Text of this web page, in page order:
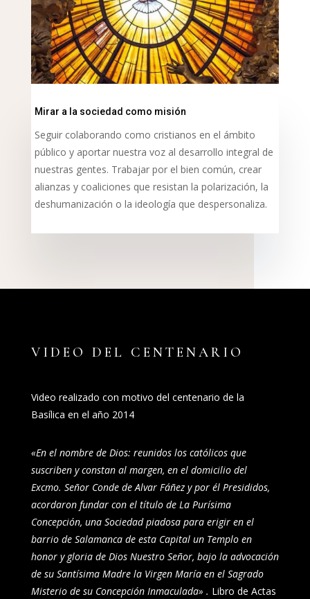
Mirar a la sociedad como misión
Seguir colaborando como cristianos en el ámbito
público y aportar nuestra voz al desarrollo integral de
nuestras gentes. Trabajar por el bien común, crear
alianzas y coaliciones que resistan la polarización, la
deshumanización o la ideología que despersonaliza.
VIDEO DEL CENTENARIO
Video realizado con motivo del centenario de la
Basílica en el año 2014
«En el nombre de Dios: reunidos los católicos que
suscriben y constan al margen, en el domicilio del
Excmo. Señor Conde de Alvar Fáñez y por él Presididos,
acordaron fundar con el título de La Purísima
Concepción, una Sociedad piadosa para erigir en el
barrio de Salamanca de esta Capital un Templo en
honor y gloria de Dios Nuestro Señor, bajo la advocación
de su Santísima Madre la Virgen María en el Sagrado
Misterio de su Concepción Inmaculada» . Libro de Actas